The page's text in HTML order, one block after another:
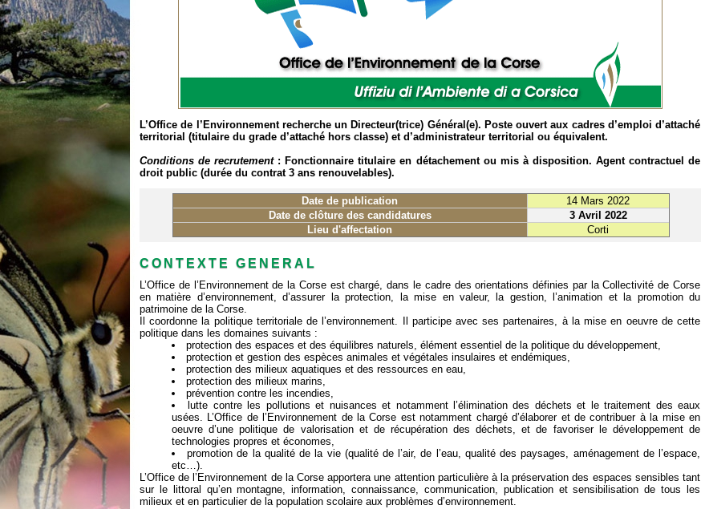
L’Office de l’Environnement recherche un Directeur(trice) Général(e). Poste ouvert aux cadres d’emploi d’attaché
territorial (titulaire du grade d’attaché hors classe) et d’administrateur territorial ou équivalent.
Conditions de recrutement: Fonctionnaire titulaire en détachement ou mis à disposition. Agent contractuel de
droit public (durée du contrat 3 ans renouvelables).
Date de publication
14 Mars 2022
Date de clôture des candidatures
3 Avril 2022
Lieu d'affectation
Corti
CONTEXTE GENERAL
L’Office de l’Environnement de la Corse est chargé, dans le cadre des orientations définies par la Collectivité de Corse
en matière d’environnement, d’assurer la protection, la mise en valeur, la gestion, l’animation et la promotion du
patrimoine de la Corse.
Il coordonne la politique territoriale de l’environnement. Il participe avec ses partenaires, à la mise en oeuvre de cette
politique dans les domaines suivants :
protection des espaces et des équilibres naturels, élément essentiel de la politique du développement,
protection et gestion des espèces animales et végétales insulaires et endémiques,
protection des milieux aquatiques et des ressources en eau,
protection des milieux marins,
prévention contre les incendies,
lutte contre les pollutions et nuisances et notamment l’élimination des déchets et le traitement des eaux
usées. L’Office de l’Environnement de la Corse est notamment chargé d’élaborer et de contribuer à la mise en
oeuvre d’une politique de valorisation et de récupération des déchets, et de favoriser le développement de
technologies propres et économes,
promotion de la qualité de la vie (qualité de l’air, de l’eau, qualité des paysages, aménagement de l’espace,
etc…).
L’Office de l’Environnement de la Corse apportera une attention particulière à la préservation des espaces sensibles tant
sur le littoral qu’en montagne, information, connaissance, communication, publication et sensibilisation de tous les
milieux et en particulier de la population scolaire aux problèmes d’environnement.